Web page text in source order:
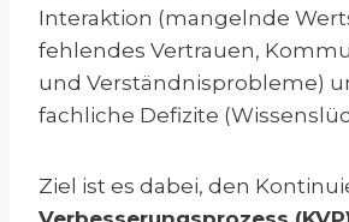
Interaktion (mangelnde
fehlendes Vertrauen,
und Verständnisprobleme)
fachliche Defizite
Ziel ist es dabei, den